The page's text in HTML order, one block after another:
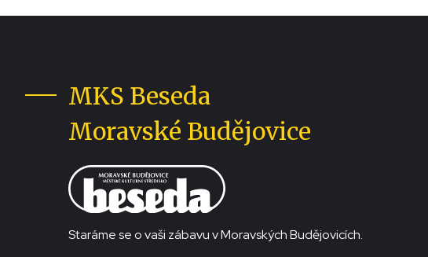
MKS Beseda
Moravské Budějovice
Staráme se o vaši zábavu v Moravských Budějovicích.